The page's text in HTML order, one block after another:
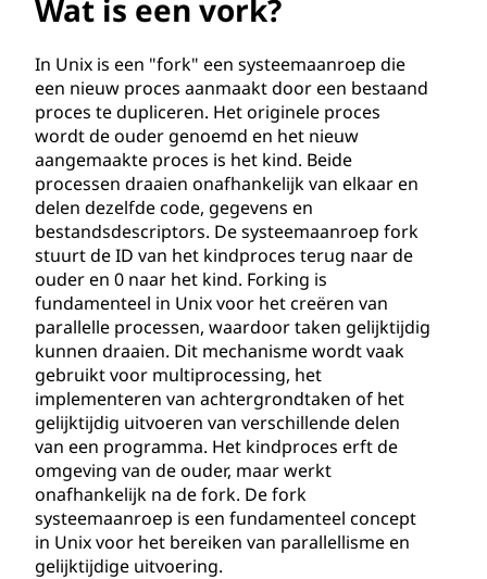
Wat is een vork?
In Unix is een "fork" een systeemaanroep die
een nieuw proces aanmaakt door een bestaand
proces te dupliceren. Het originele proces
wordt de ouder genoemd en het nieuw
aangemaakte proces is het kind. Beide
processen draaien onafhankelijk van elkaar en
delen dezelfde code, gegevens en
bestandsdescriptors. De systeemaanroep fork
stuurt de ID van het kindproces terug naar de
ouder en 0 naar het kind. Forking is
fundamenteel in Unix voor het creëren van
parallelle processen, waardoor taken gelijktijdig
kunnen draaien. Dit mechanisme wordt vaak
gebruikt voor multiprocessing, het
implementeren van achtergrondtaken of het
gelijktijdig uitvoeren van verschillende delen
van een programma. Het kindproces erft de
omgeving van de ouder, maar werkt
onafhankelijk na de fork. De fork
systeemaanroep is een fundamenteel concept
in Unix voor het bereiken van parallellisme en
gelijktijdige uitvoering.